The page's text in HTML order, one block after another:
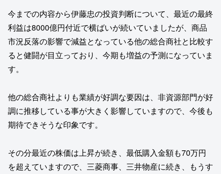
今までの内容から伊藤忠の投資判断について、最近の最終
利益は8000億円付近で横ばいが続いていましたが、商品
市況反落の影響で減益となっている他の総合商社と比較す
ると健闘が目立っており、今期も増益の予測になっていま
す。
他の総合商社よりも業績が好調な要因は、非資源部門が好
調に推移している事が大きく影響していますので、今後も
期待できそうな印象です。
その分最近の株価は上昇が続き、最低購入金額も70万円
を超えていますので、三菱商事、三井物産に続き、もうす